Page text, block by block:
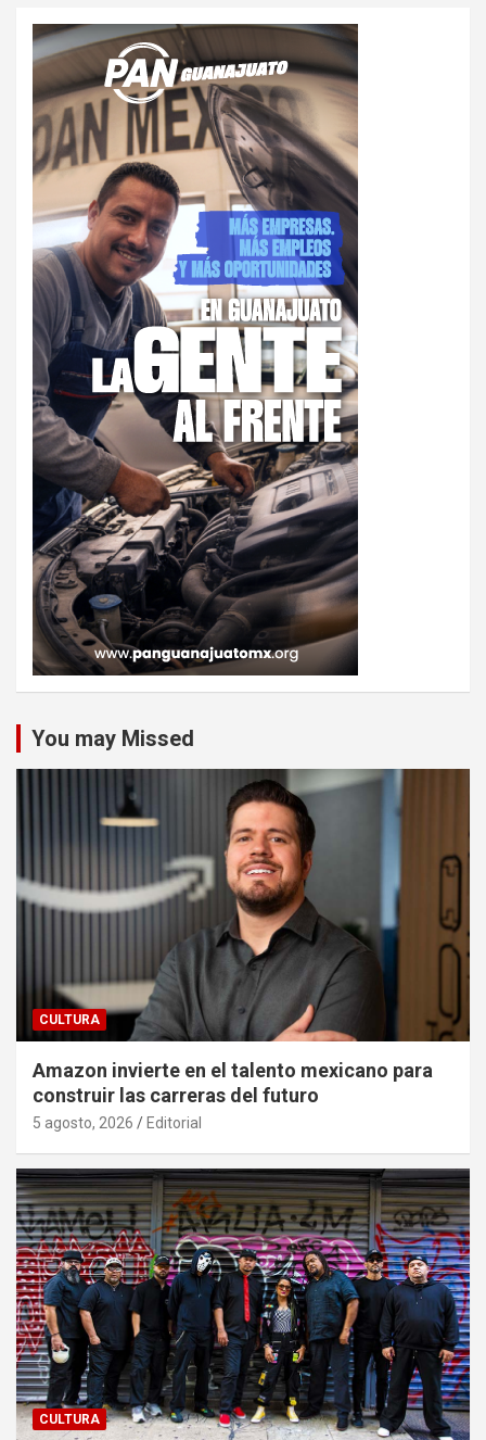
You may Missed
CULTURA
Amazon invierte en el talento mexicano para
construir las carreras del futuro
5 agosto, 2026 Editorial
CULTURA